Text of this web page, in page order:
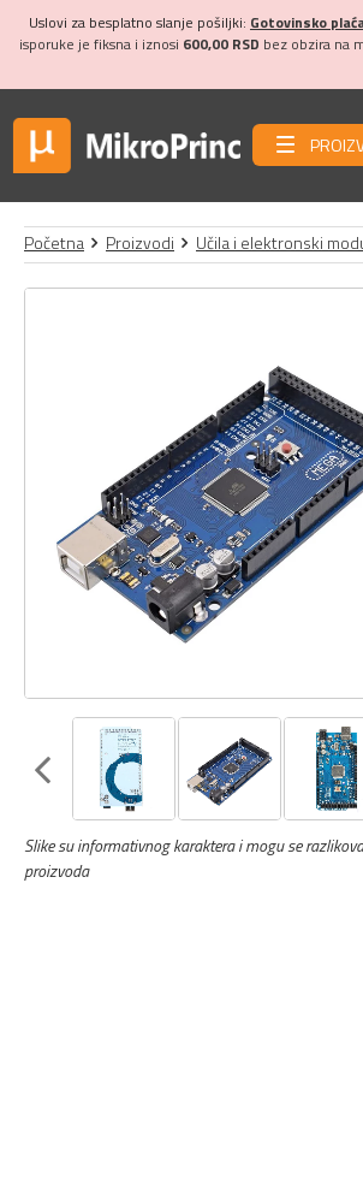
Uslovi za besplatno slanje pošiljki: Gotovinsko
isporuke je fiksna i iznosi 600,00 RSD bez obzira na
Početna Proizvodi Učila i elektronski
Slike su informativnog karaktera i mogu se
proizvoda